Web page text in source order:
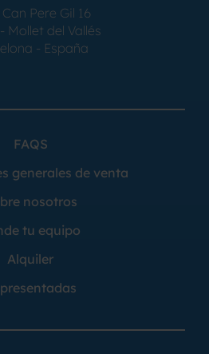
Pere Gil 16
Mollet del Vallés
- España
FAQS
generales de venta
nosotros
tu equipo
Alquiler